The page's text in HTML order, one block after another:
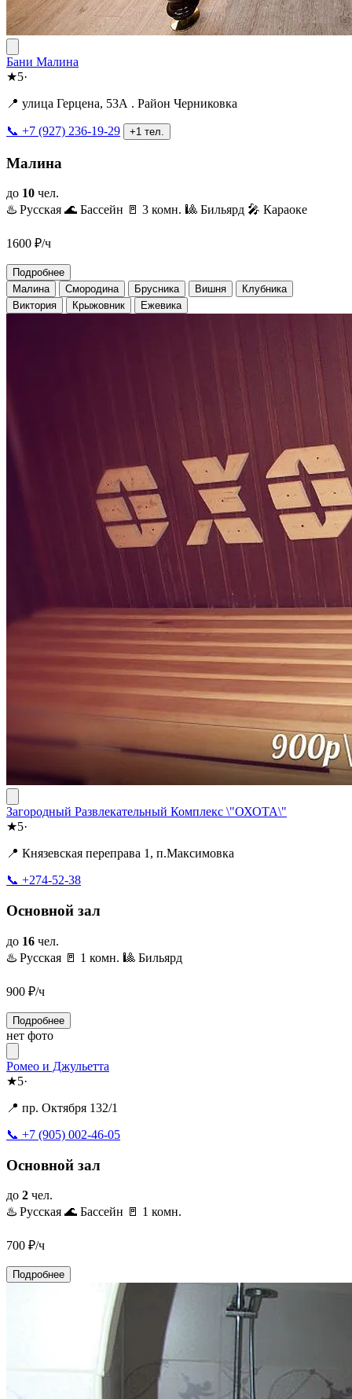
Бани Малина
★5·
📍 улица Герцена, 53А . Район Черниковка
📞 +7 (927) 236-19-29 +1 тел.
Малина
до 10 чел.
♨️ Русская 🌊 Бассейн 🚪 3 комн. 🎱 Бильярд 🎤 Караоке
1600 ₽/ч
Подробнее
Малина
Смородина Брусника Вишня
Клубника
Виктория
Крыжовник Ежевика
Загородный Развлекательный Комплекс \"ОХОТА\"
★5·
📍 Князевская переправа 1, п.Максимовка
📞 +274-52-38
Основной зал
до 16 чел.
♨️ Русская 🚪 1 комн. 🎱 Бильярд
900 ₽/ч
Подробнее
нет фото
Ромео и Джульетта
★5·
📍 пр. Октября 132/1
📞 +7 (905) 002-46-05
Основной зал
до 2 чел.
♨️ Русская 🌊 Бассейн 🚪 1 комн.
700 ₽/ч
Подробнее